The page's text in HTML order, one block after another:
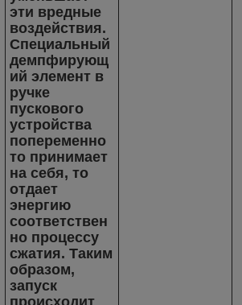
эти вредные
воздействия.
Специальный
демпфирующ
ий элемент в
ручке
пускового
устройства
попеременно
то принимает
на себя, то
отдает
энергию
соответствен
но процессу
сжатия. Таким
образом,
запуск
происходит